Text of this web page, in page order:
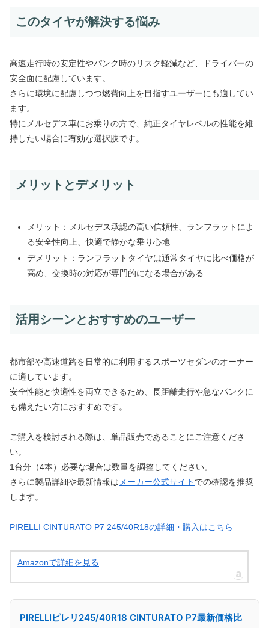
このタイヤが解決する悩み
高速走行時の安定性やパンク時のリスク軽減など、ドライバーの
安全面に配慮しています。
さらに環境に配慮しつつ燃費向上を目指すユーザーにも適してい
ます。
特にメルセデス車にお乗りの方で、純正タイヤレベルの性能を維
持したい場合に有効な選択肢です。
メリットとデメリット
メリット：メルセデス承認の高い信頼性、ランフラットによ
る安全性向上、快適で静かな乗り心地
デメリット：ランフラットタイヤは通常タイヤに比べ価格が
高め、交換時の対応が専門的になる場合がある
活用シーンとおすすめのユーザー
都市部や高速道路を日常的に利用するスポーツセダンのオーナー
に適しています。
安全性能と快適性を両立できるため、長距離走行や急なパンクに
も備えたい方におすすめです。
ご購入を検討される際は、単品販売であることにご注意くださ
い。
1台分（4本）必要な場合は数量を調整してください。
さらに製品詳細や最新情報は メーカー公式サイト での確認を推奨
します。
PIRELLI CINTURATO P7 245/40R18の詳細・購入はこちら
Amazonで詳細を見る
PIRELLIピレリ245/40R18 CINTURATO P7最新価格比